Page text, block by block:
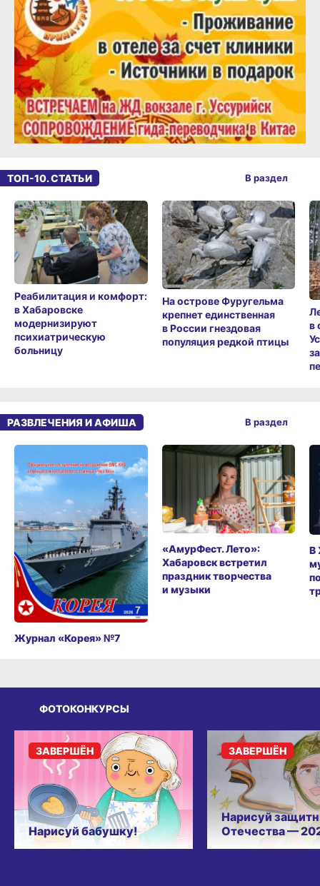
ТОП-10. СТАТЬИ
Реабилитация и комфорт:
в Хабаровске
модернизируют
психиатрическую
больницу
На острове Фуругельма
крепнет единственная
в России гнездовая
популяция редкой птицы
в
В раздел
РАЗВЛЕЧЕНИЯ И АФИША
Журнал «Корея» №7
«АмурФест. Лето»:
Хабаровск встретил
праздник творчества
и музыки
В
В раздел
ФОТОКОНКУРСЫ
Нарисуй бабушку!
ЗАВЕРШЁН
Нарисуй
Отечества —
ЗАВЕРШЁН